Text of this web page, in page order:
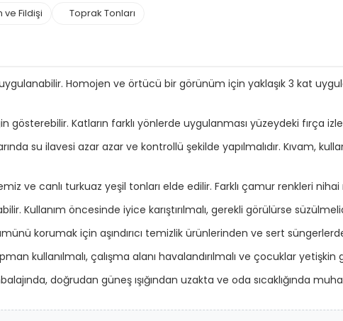
ve Fildişi Toprak Tonları
Homojen ve örtücü bir görünüm için yaklaşık 3 kat
Katların farklı yönlerde uygulanması yüzeydeki fırça
su ilavesi azar azar ve kontrollü şekilde yapılmalıdır. Kıvam,
ve canlı turkuaz yeşil tonları elde edilir. Farklı çamur renkleri
Kullanım öncesinde iyice karıştırılmalı, gerekli görülürse
korumak için aşındırıcı temizlik ürünlerinden ve sert
kullanılmalı, çalışma alanı havalandırılmalı ve çocuklar yetişkin
doğrudan güneş ışığından uzakta ve oda sıcaklığında